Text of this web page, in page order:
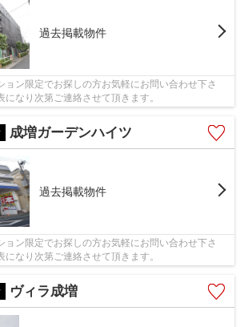
過去掲載物件
ョン限定でお探しの方お気軽にお問い合わせ下さ
になり次第ご連絡させて頂きます。
成増ガーデンハイツ
過去掲載物件
ョン限定でお探しの方お気軽にお問い合わせ下さ
になり次第ご連絡させて頂きます。
ヴィラ成増